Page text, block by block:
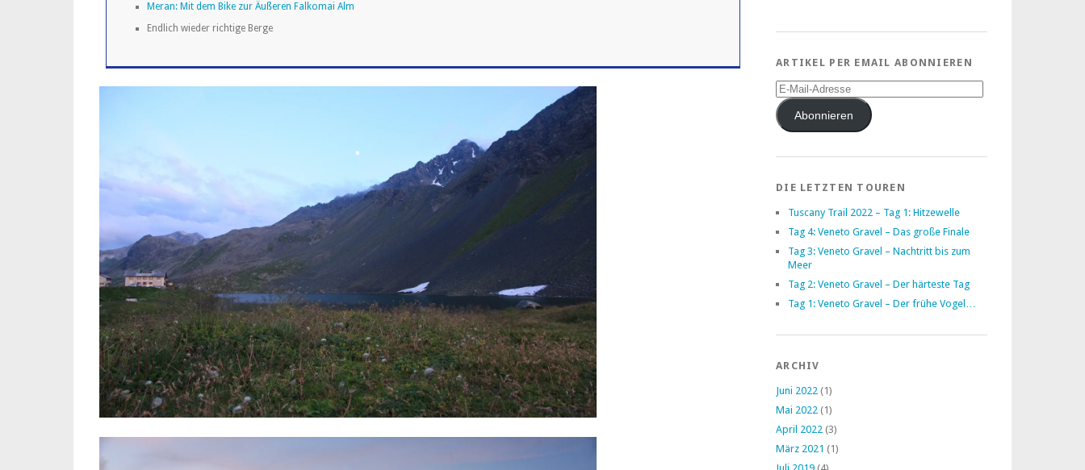
Meran: Mit dem Bike zur Äußeren Falkomai Alm
Endlich wieder richtige Berge
ARTIKEL PER EMAIL ABONNIEREN
E-
Mail-
AdresseAbonnieren
DIE LETZTEN TOUREN
Tuscany Trail 2022 – Tag 1: Hitzewelle
Tag 4: Veneto Gravel – Das große Finale
Tag 3: Veneto Gravel – Nachtritt bis zum
Meer
Tag 2: Veneto Gravel – Der härteste Tag
Tag 1: Veneto Gravel – Der frühe Vogel…
ARCHIV
Juni 2022 (1)
Mai 2022 (1)
April 2022 (3)
März 2021 (1)